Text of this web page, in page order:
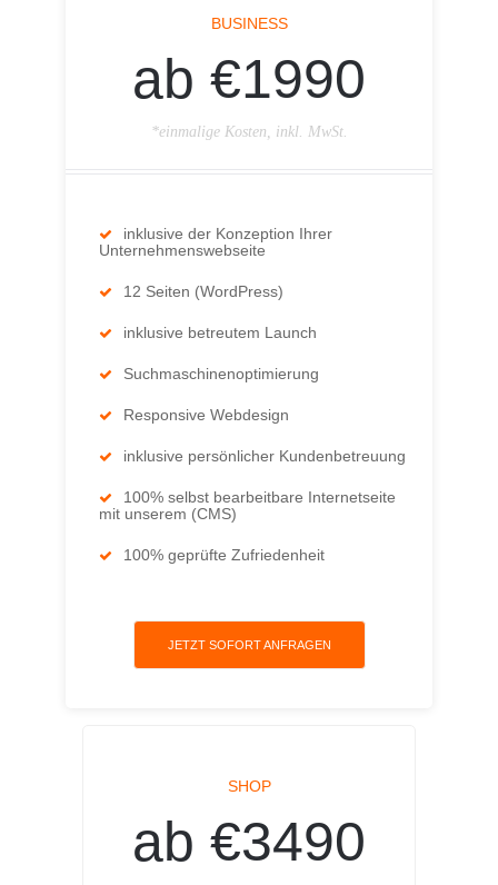
BUSINESS
ab €1990
*einmalige Kosten, inkl. MwSt.
inklusive der Konzeption Ihrer
Unternehmenswebseite
12 Seiten (WordPress)
inklusive betreutem Launch
Suchmaschinenoptimierung
Responsive Webdesign
inklusive persönlicher Kundenbetreuung
100% selbst bearbeitbare Internetseite
mit unserem (CMS)
100% geprüfte Zufriedenheit
JETZT SOFORT ANFRAGEN
SHOP
ab €3490